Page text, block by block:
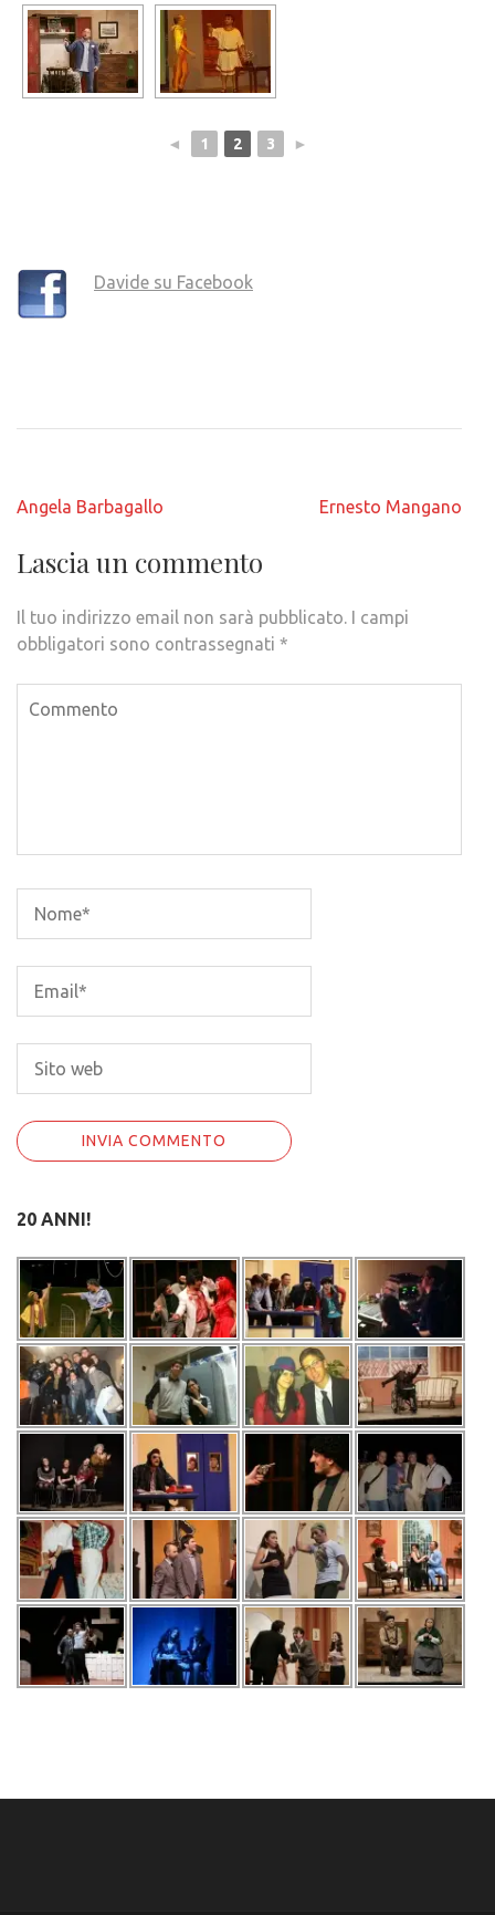
◄ 1 2 3 ►
Davide su Facebook
Navigazione
Angela Barbagallo Ernesto Mangano
Lascia un commento
Il tuo indirizzo email non sarà pubblicato. I campi
obbligatori sono contrassegnati *
20 ANNI!